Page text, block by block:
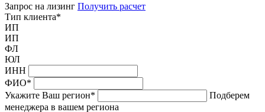
Запрос на лизинг Получить расчет
Тип клиента*
ИП
ИП
ФЛ
ЮЛ
ИНН
ФИО*
Укажите Ваш регион*
Подберем
менеджера в вашем региона